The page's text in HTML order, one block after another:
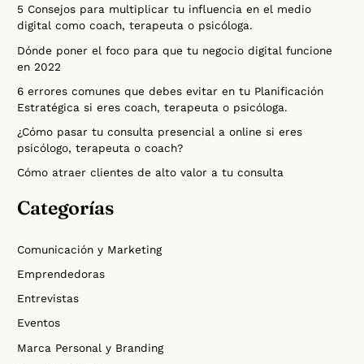
5 Consejos para multiplicar tu influencia en el medio
digital como coach, terapeuta o psicóloga.
Dónde poner el foco para que tu negocio digital funcione
en 2022
6 errores comunes que debes evitar en tu Planificación
Estratégica si eres coach, terapeuta o psicóloga.
¿Cómo pasar tu consulta presencial a online si eres
psicólogo, terapeuta o coach?
Cómo atraer clientes de alto valor a tu consulta
Categorías
Comunicación y Marketing
Emprendedoras
Entrevistas
Eventos
Marca Personal y Branding